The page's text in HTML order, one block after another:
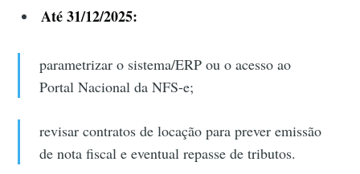
Até 31/12/2025:
parametrizar o sistema/ERP ou o acesso ao
Portal Nacional da NFS-e;
revisar contratos de locação para prever emissão
de nota fiscal e eventual repasse de tributos.